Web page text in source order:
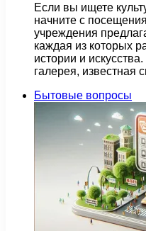
Если вы ищете
начните с
учреждения
каждая из которых
истории и
галерея, известная
Бытовые вопросы